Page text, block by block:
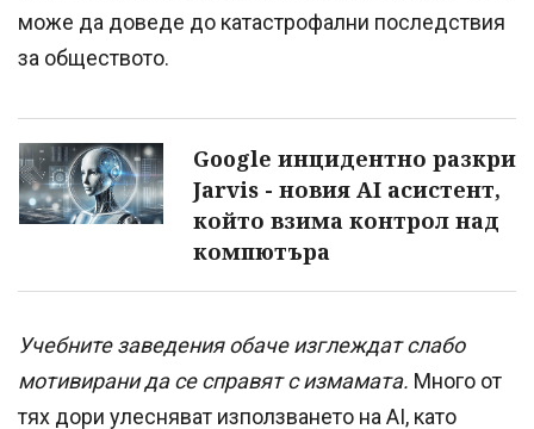
може да доведе до катастрофални последствия
за обществото.
Google инцидентно разкри
Jarvis - новия AI асистент,
който взима контрол над
компютъра
Учебните заведения обаче изглеждат слабо
мотивирани да се справят с измамата. Много от
тях дори улесняват използването на AI, като